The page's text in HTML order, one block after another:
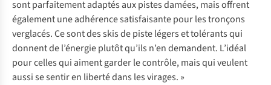
sont parfaitement adaptés aux pistes damées, mais offrent
également une adhérence satisfaisante pour les tronçons
verglacés. Ce sont des skis de piste légers et tolérants qui
donnent de l’énergie plutôt qu’ils n’en demandent. L’idéal
pour celles qui aiment garder le contrôle, mais qui veulent
aussi se sentir en liberté dans les virages. »